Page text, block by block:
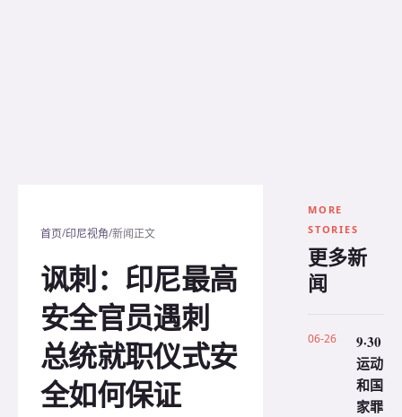
首页/印尼视角/新闻正文
讽刺：印尼最高
安全官员遇刺
总统就职仪式安
全如何保证
MORE
STORIES
更多新
闻
06-26
9·30
运动
和国
家罪